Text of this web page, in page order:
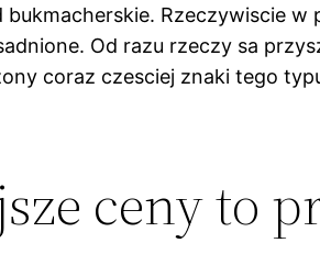
Rzeczywiscie
Od razu rzeczy sa
coraz czesciej znaki tego
ceny to